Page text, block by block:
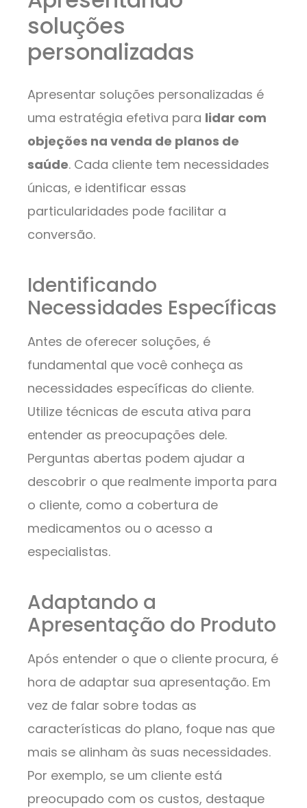
soluções
personalizadas
Apresentar soluções personalizadas é
uma estratégia efetiva para lidar com
objeções na venda de planos de
saúde. Cada cliente tem necessidades
únicas, e identificar essas
particularidades pode facilitar a
conversão.
Identificando
Necessidades Específicas
Antes de oferecer soluções, é
fundamental que você conheça as
necessidades específicas do cliente.
Utilize técnicas de escuta ativa para
entender as preocupações dele.
Perguntas abertas podem ajudar a
descobrir o que realmente importa para
o cliente, como a cobertura de
medicamentos ou o acesso a
especialistas.
Adaptando a
Apresentação do Produto
Após entender o que o cliente procura, é
hora de adaptar sua apresentação. Em
vez de falar sobre todas as
características do plano, foque nas que
mais se alinham às suas necessidades.
Por exemplo, se um cliente está
preocupado com os custos, destaque